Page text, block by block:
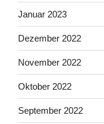
Januar 2023
Dezember 2022
November 2022
Oktober 2022
September 2022